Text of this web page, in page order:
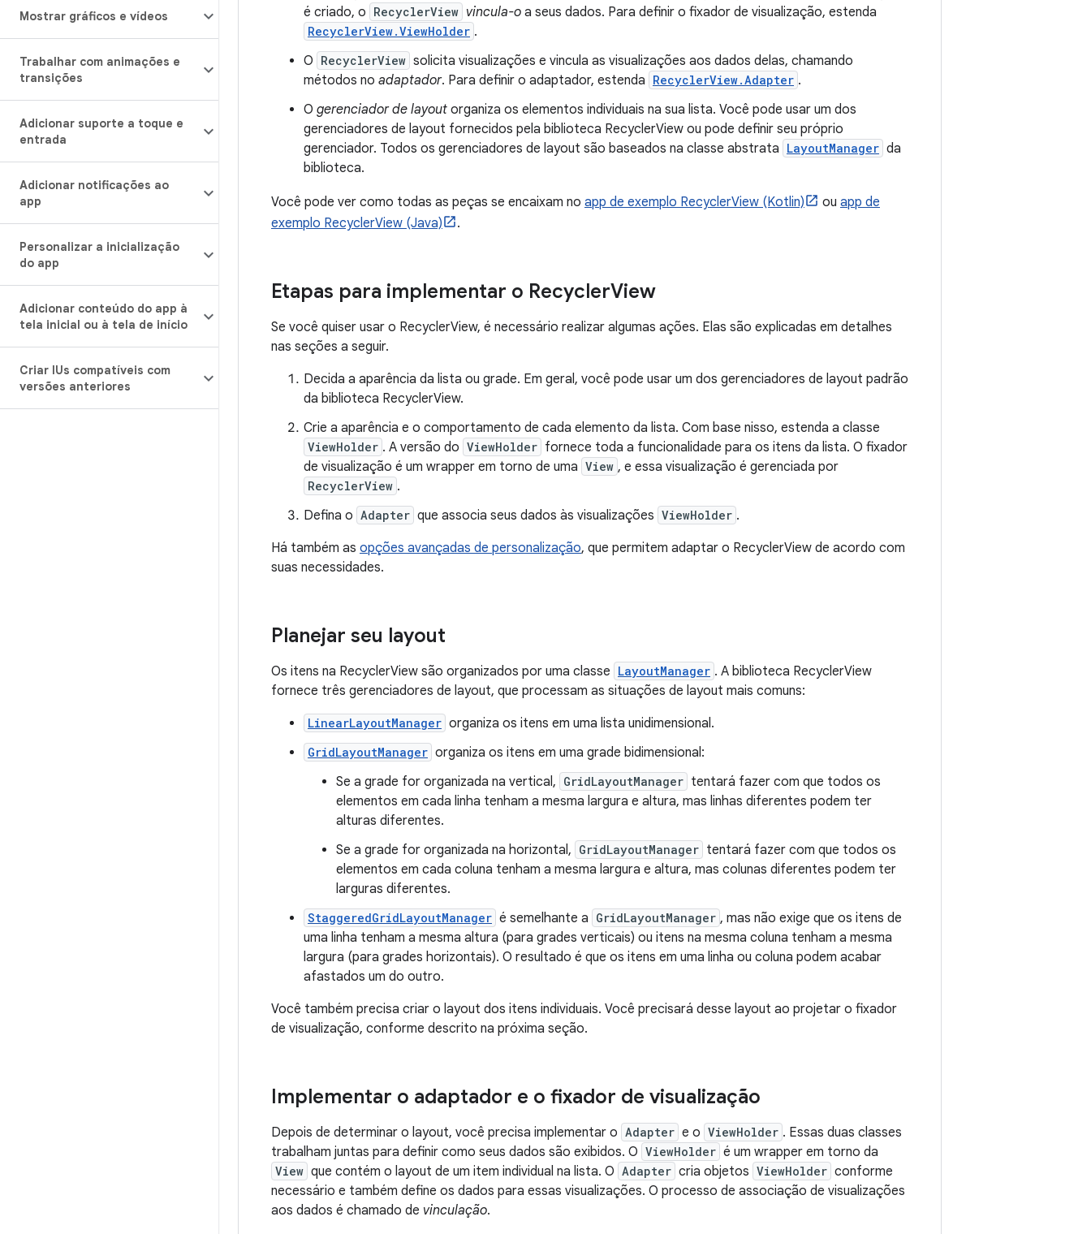
Mostrar gráficos e vídeos
Trabalhar com animações e
transições
Adicionar suporte a toque e
entrada
Adicionar notificações ao
app
Personalizar a inicialização
do app
Adicionar conteúdo do app à
tela inicial ou à tela de início
Criar IUs compatíveis com
versões anteriores
é criado, o RecyclerView vincula-o a seus dados. Para definir o fixador de visualização, estenda
RecyclerView.ViewHolder .
O RecyclerView solicita visualizações e vincula as visualizações aos dados delas, chamando
métodos no adaptador. Para definir o adaptador, estenda RecyclerView.Adapter .
O gerenciador de layout organiza os elementos individuais na sua lista. Você pode usar um dos
gerenciadores de layout fornecidos pela biblioteca RecyclerView ou pode definir seu próprio
gerenciador. Todos os gerenciadores de layout são baseados na classe abstrata LayoutManager da
biblioteca.
Você pode ver como todas as peças se encaixam no app de exemplo RecyclerView (Kotlin) ou app de
exemplo RecyclerView (Java)
.
Etapas para implementar o RecyclerView
Se você quiser usar o RecyclerView, é necessário realizar algumas ações. Elas são explicadas em detalhes
nas seções a seguir.
Decida a aparência da lista ou grade. Em geral, você pode usar um dos gerenciadores de layout padrão
da biblioteca RecyclerView.
Crie a aparência e o comportamento de cada elemento da lista. Com base nisso, estenda a classe
ViewHolder . A versão do ViewHolder fornece toda a funcionalidade para os itens da lista. O fixador
de visualização é um wrapper em torno de uma View , e essa visualização é gerenciada por
RecyclerView .
Defina o Adapter que associa seus dados às visualizações ViewHolder .
Há também as opções avançadas de personalização, que permitem adaptar o RecyclerView de acordo com
suas necessidades.
Planejar seu layout
Os itens na RecyclerView são organizados por uma classe LayoutManager . A biblioteca RecyclerView
fornece três gerenciadores de layout, que processam as situações de layout mais comuns:
LinearLayoutManager organiza os itens em uma lista unidimensional.
GridLayoutManager organiza os itens em uma grade bidimensional:
Se a grade for organizada na vertical, GridLayoutManager tentará fazer com que todos os
elementos em cada linha tenham a mesma largura e altura, mas linhas diferentes podem ter
alturas diferentes.
Se a grade for organizada na horizontal, GridLayoutManager tentará fazer com que todos os
elementos em cada coluna tenham a mesma largura e altura, mas colunas diferentes podem ter
larguras diferentes.
StaggeredGridLayoutManager é semelhante a GridLayoutManager , mas não exige que os itens de
uma linha tenham a mesma altura (para grades verticais) ou itens na mesma coluna tenham a mesma
largura (para grades horizontais). O resultado é que os itens em uma linha ou coluna podem acabar
afastados um do outro.
Você também precisa criar o layout dos itens individuais. Você precisará desse layout ao projetar o fixador
de visualização, conforme descrito na próxima seção.
Implementar o adaptador e o fixador de visualização
Depois de determinar o layout, você precisa implementar o Adapter e o ViewHolder . Essas duas classes
trabalham juntas para definir como seus dados são exibidos. O ViewHolder é um wrapper em torno da
View que contém o layout de um item individual na lista. O Adapter cria objetos ViewHolder conforme
necessário e também define os dados para essas visualizações. O processo de associação de visualizações
aos dados é chamado de vinculação.